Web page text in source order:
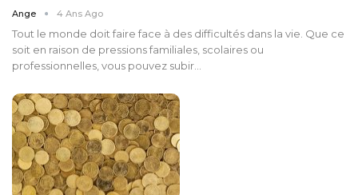
Ange 4 Ans Ago
Tout le monde doit faire face à des difficultés dans la vie. Que ce
soit en raison de pressions familiales, scolaires ou
professionnelles, vous pouvez subir…